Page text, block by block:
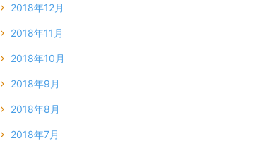
2018年12月
2018年11月
2018年10月
2018年9月
2018年8月
2018年7月